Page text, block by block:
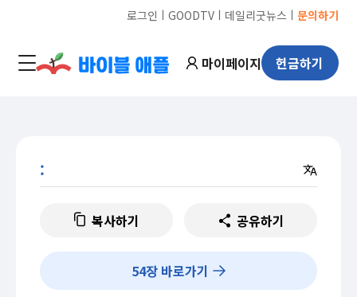
로그인 ㅣ GOODTVㅣ 데일리굿뉴스 ㅣ 문의하기
마이페이지 헌금하기
:
복사하기 공유하기
54장 바로가기